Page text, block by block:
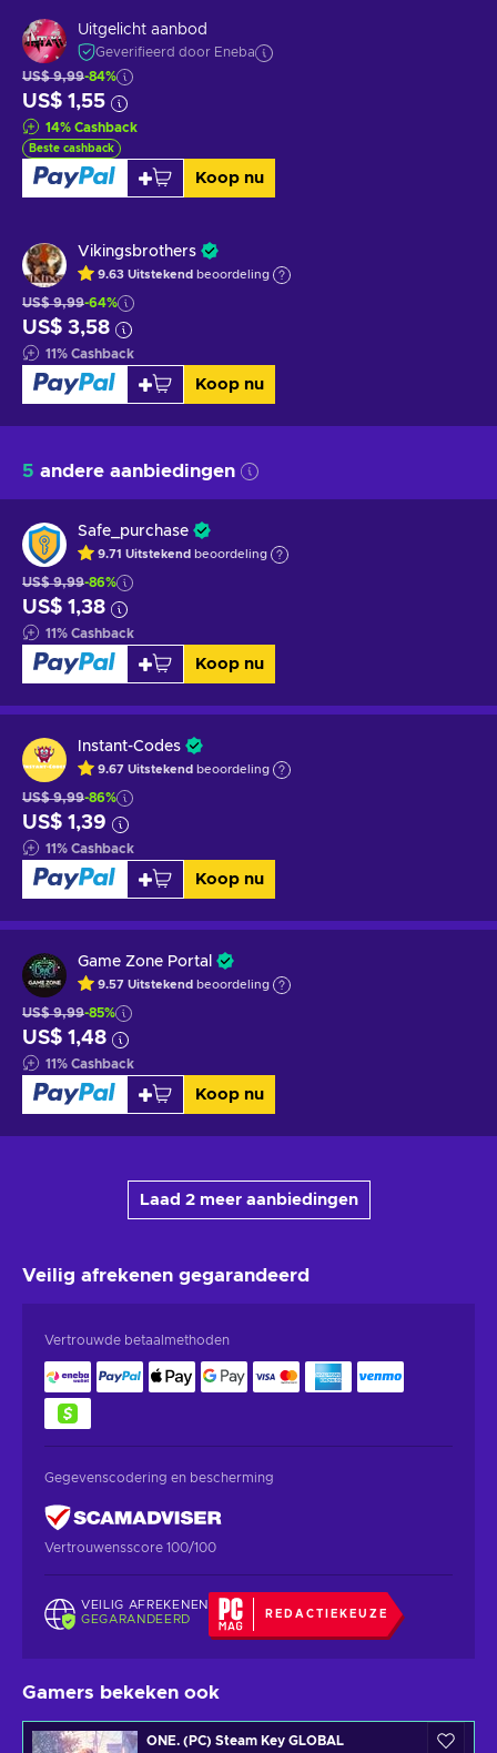
Uitgelicht aanbod
Geverifieerd door Eneba
US$ 9,99-84%
US$ 1,55
14% Cashback
Beste cashback
Koop nu
Vikingsbrothers
9.63 Uitstekend beoordeling
US$ 9,99-64%
US$ 3,58
11% Cashback
Koop nu
5 andere aanbiedingen
Safe_purchase
9.71 Uitstekend beoordeling
US$ 9,99-86%
US$ 1,38
11% Cashback
Koop nu
Instant-Codes
9.67 Uitstekend beoordeling
US$ 9,99-86%
US$ 1,39
11% Cashback
Koop nu
Game Zone Portal
9.57 Uitstekend beoordeling
US$ 9,99-85%
US$ 1,48
11% Cashback
Koop nu
Laad 2 meer aanbiedingen
Veilig afrekenen gegarandeerd
Vertrouwde betaalmethoden
Gegevenscodering en bescherming
Vertrouwensscore 100/100
VEILIG AFREKENEN
GEGARANDEERD
REDACTIEKEUZE
Gamers bekeken ook
ONE. (PC) Steam Key GLOBAL